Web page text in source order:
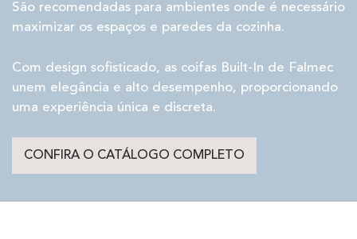
São recomendadas para ambientes onde é necessário
maximizar os espaços e paredes da cozinha.
Com design sofisticado, as coifas Built-In de Falmec
unem elegância e alto desempenho, proporcionando
uma experiência única e discreta.
CONFIRA O CATÁLOGO COMPLETO